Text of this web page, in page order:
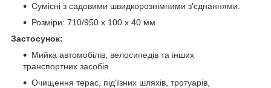
Сумісні з садовими швидкорознімними з'єднаннями.
Розміри: 710/950 x 100 x 40 мм.
Застосунок:
Мийка автомобілів, велосипедів та інших
транспортних засобів.
Очищення терас, під'їзних шляхів, тротуарів,